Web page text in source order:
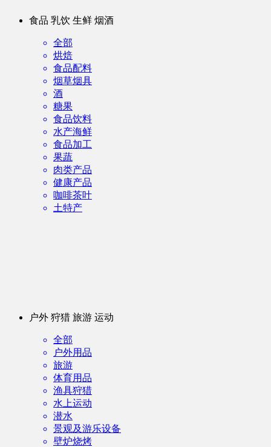
食品 乳饮 生鲜 烟酒
全部
烘焙
食品配料
烟草烟具
酒
糖果
食品饮料
水产海鲜
食品加工
果蔬
肉类产品
健康产品
咖啡茶叶
土特产
户外 狩猎 旅游 运动
全部
户外用品
旅游
体育用品
渔具狩猎
水上运动
潜水
景观及游乐设备
壁炉烧烤